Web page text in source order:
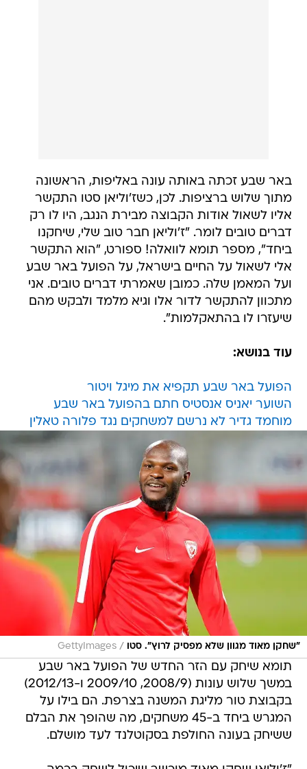
באר שבע זכתה באותה עונה באליפות, הראשונה
מתוך שלוש ברציפות. לכן, כשז'וליאן סטו התקשר
אליו לשאול אודות הקבוצה מבירת הנגב, היו לו רק
דברים טובים לומר. "ז'וליאן חבר טוב שלי, שיחקנו
ביחד", מספר תומא לוואלה! ספורט, "הוא התקשר
אלי לשאול על החיים בישראל, על הפועל באר שבע
ועל המאמן שלה. כמובן שאמרתי דברים טובים. אני
מתכוון להתקשר לדור אלו וגיא מלמד ולבקש מהם
שיעזרו לו בהתאקלמות".
עוד בנושא:
הפועל באר שבע תקפיא את מיגל ויטור
השוער יאניס אנסטיס חתם בהפועל באר שבע
מוחמד גדיר לא נרשם למשחקים נגד פלורה טאלין
"שחקן מאוד מגוון שלא מפסיק לרוץ". סטו /
GettyImages
תומא שיחק עם הזר החדש של הפועל באר שבע
במשך שלוש עונות (2008/9, 2009/10 ו-2012/13)
בקבוצת טור מליגת המשנה בצרפת. הם בילו על
המגרש ביחד ב-45 משחקים, מה שהופך את הבלם
ששיחק בעונה החולפת בסקוטלנד לעד מושלם.